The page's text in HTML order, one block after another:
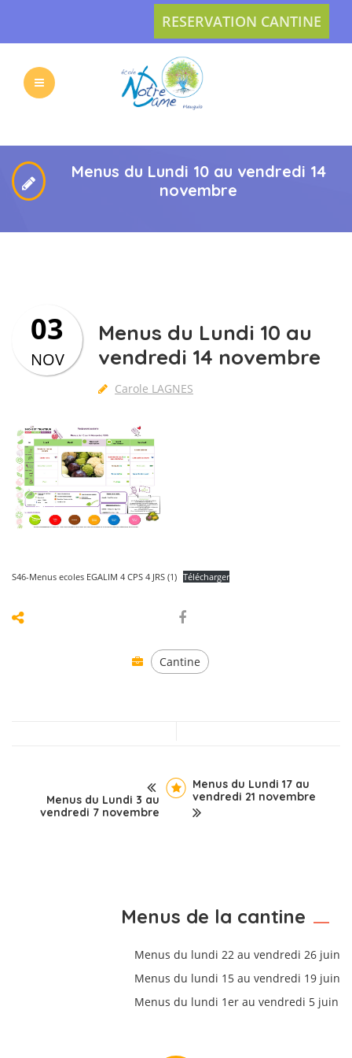
RESERVATION CANTINE
L’ECOLE
VIE
L’APEL
ACTUS
Menus du Lundi 10 au vendredi 14
novembre
Menus du Lundi 10 au
vendredi 14 novembre
Carole LAGNES
03
NOV
S46-Menus ecoles EGALIM 4 CPS 4 JRS (1) Télécharger
Cantine
Menus du Lundi 3 au
vendredi 7 novembre
Menus du Lundi 17 au
vendredi 21 novembre
Menus de la cantine
Menus du lundi 22 au vendredi 26 juin
Menus du lundi 15 au vendredi 19 juin
Menus du lundi 1er au vendredi 5 juin